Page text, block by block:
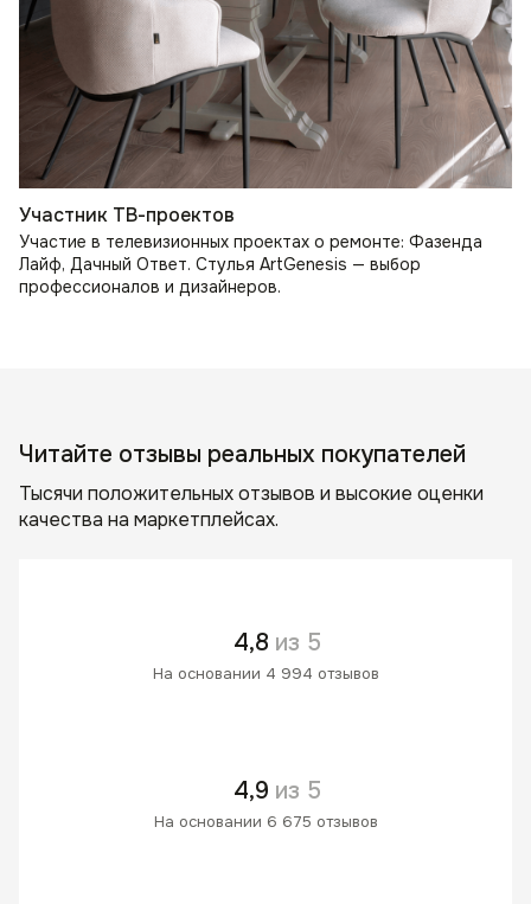
Участник ТВ-проектов
Участие в телевизионных проектах о ремонте: Фазенда
Лайф, Дачный Ответ. Стулья ArtGenesis — выбор
профессионалов и дизайнеров.
Читайте отзывы реальных покупателей
Тысячи положительных отзывов и высокие оценки
качества на маркетплейсах.
4,8 из 5
На основании 4 994 отзывов
4,9 из 5
На основании 6 675 отзывов